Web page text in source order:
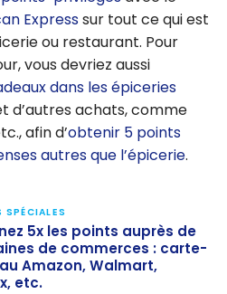
Expresssur tout ce qui est
ou restaurant. Pour
vous devriez aussi
dans les épiceries
d’autres achats, comme
afin d’obtenir 5 points
autres que l’épicerie.
SPÉCIALES
5x les points auprès de
de commerces : carte-
Amazon, Walmart,
etc.